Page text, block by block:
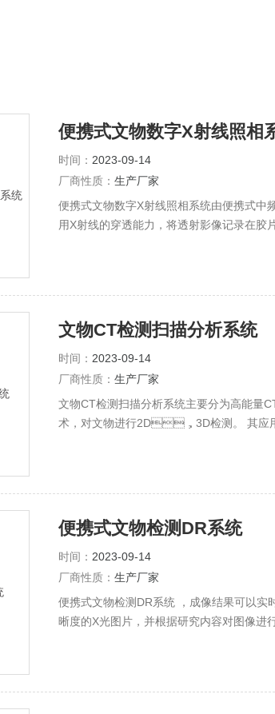
便携式文物数字X射线照相
时间： 2023-09-14
厂商性质： 生产厂家
便携式文物数字X射线照相系统由便携式中频
用X射线的穿透能力，将透射影像记录在胶片
裹着文物下肉眼无法观察到的镶嵌工艺、文
能分辨修复痕迹而发现作为拼接伪造手段
文物CT检测扫描分析系统
时间： 2023-09-14
厂商性质： 生产厂家
文物CT检测扫描分析系统主要分为高能
术，对文物进行2D，3D检测。 其应
扫描并分析； ●对文物的起源，制作工艺
进行二维、三维的测量； ●对文物的穿孔内壁
便携式文物检测DR系统
时间： 2023-09-14
厂商性质： 生产厂家
便携式文物检测DR系统 ，成像结果可以
晰度的X光图片，并根据研究内容对图像进
统由脉冲式X射线机和高分辨率便携式平板及
择方式，无线通讯，适用于野外检测，成像